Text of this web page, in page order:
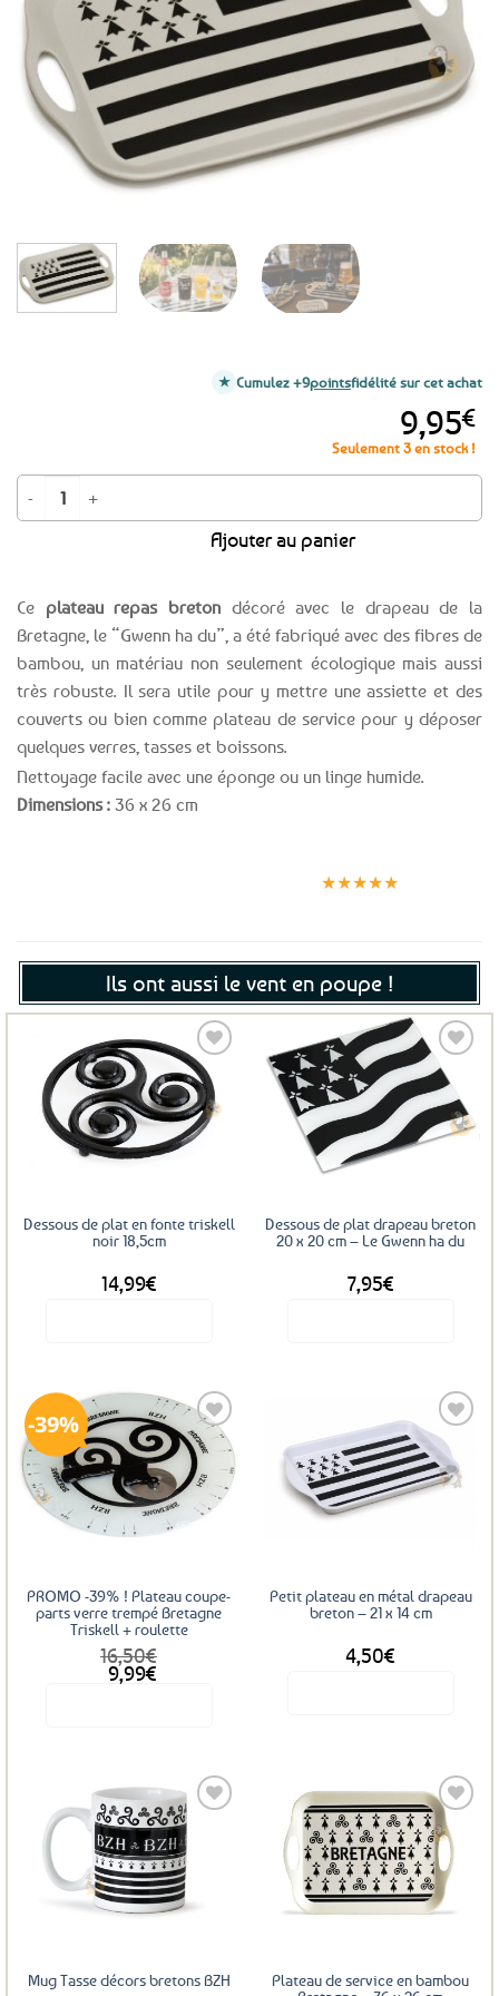
aux
favoris
Ce plateau repas breton décoré avec le drapeau de la
Bretagne, le “Gwenn ha du”, a été fabriqué avec des fibres de
bambou, un matériau non seulement écologique mais aussi
très robuste. Il sera utile pour y mettre une assiette et des
couverts ou bien comme plateau de service pour y déposer
quelques verres, tasses et boissons.
Nettoyage facile avec une éponge ou un linge humide.
Dimensions : 36 x 26 cm
9,95€
Seulement 3 en stock !
quantité de Plateau de service en bambou drapeau breton - 36 x 26 cm
Ajouter au panier
Cumulez +9pointsfidélité sur cet achat
★★★★★
Ils ont aussi le vent en poupe !
Ajouter
aux
favoris
Dessous de plat en fonte triskell
noir 18,5cm
14,99€
Ajouter
aux
favoris
Dessous de plat drapeau breton
20 x 20 cm – Le Gwenn ha du
7,95€
39%
Ajouter
aux
favoris
PROMO -39% ! Plateau coupe-
parts verre trempé Bretagne
Triskell + roulette
16,50€
Le
prix
9,99€
Le
prix
Ajouter
aux
Petit plateau en métal drapeau
breton – 21 x 14 cm
4,50€
Mug Tasse décors bretons BZH
Ajouter
aux
favoris
Plateau de service en bambou